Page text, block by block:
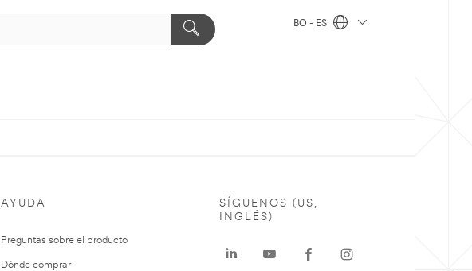
BO - ES
AYUDA
Preguntas sobre el producto
Dónde comprar
SÍGUENOS (US,
INGLÉS)